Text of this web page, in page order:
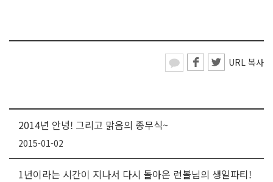
URL 복사
2014년 안녕! 그리고 맑음의 종무식~
2015-01-02
1년이라는 시간이 지나서 다시 돌아온 런볼님의 생일파티!